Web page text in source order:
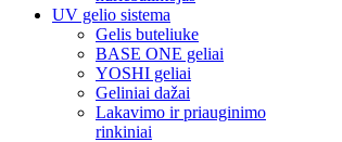
UV gelio sistema
Gelis buteliuke
BASE ONE geliai
YOSHI geliai
Geliniai dažai
Lakavimo ir priauginimo
rinkiniai